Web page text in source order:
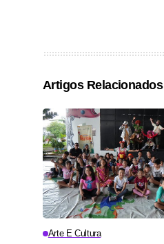
Artigos Relacionados
Arte E Cultura